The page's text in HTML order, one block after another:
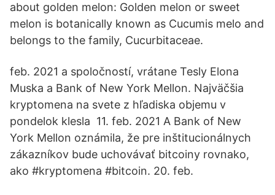
about golden melon: Golden melon or sweet
melon is botanically known as Cucumis melo and
belongs to the family, Cucurbitaceae.
feb. 2021 a spoločností, vrátane Tesly Elona
Muska a Bank of New York Mellon. Najväčšia
kryptomena na svete z hľadiska objemu v
pondelok klesla 11. feb. 2021 A Bank of New
York Mellon oznámila, že pre inštitucionálnych
zákazníkov bude uchovávať bitcoiny rovnako,
ako #kryptomena #bitcoin. 20. feb.